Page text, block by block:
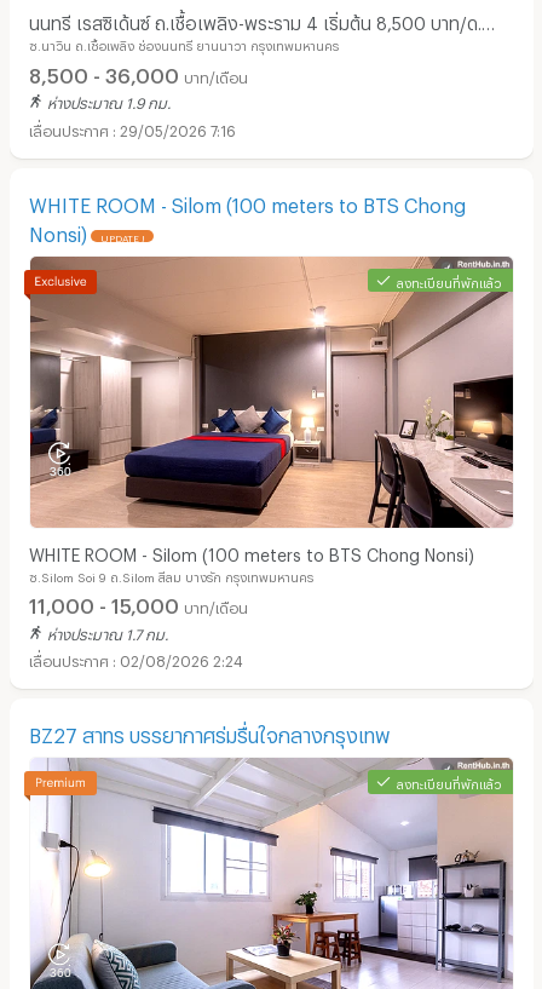
นนทรี เรสซิเด้นซ์ ถ.เชื้อเพลิง-พระราม 4 เริ่มต้น 8,500 บาท/ด.
สัญญา 1 ปี ฟรีที่จอดรถ!!!
ซ.นาวิน ถ.เชื้อเพลิง ช่องนนทรี ยานนาวา กรุงเทพมหานคร
8,500 - 36,000 บาท/เดือน
ห่างประมาณ 1.9 กม.
29/05/2026 7:16
WHITE ROOM - Silom (100 meters to BTS Chong
Nonsi)
UPDATE !
ลงทะเบียนที่พักแล้ว
WHITE ROOM - Silom (100 meters to BTS Chong Nonsi)
ซ.Silom Soi 9 ถ.Silom สีลม บางรัก กรุงเทพมหานคร
11,000 - 15,000 บาท/เดือน
ห่างประมาณ 1.7 กม.
02/08/2026 2:24
BZ27 สาทร บรรยากาศร่มรื่นใจกลางกรุงเทพ
ลงทะเบียนที่พักแล้ว